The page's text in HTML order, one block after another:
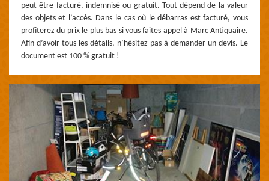
peut être facturé, indemnisé ou gratuit. Tout dépend de la valeur
des objets et l’accès. Dans le cas où le débarras est facturé, vous
profiterez du prix le plus bas si vous faites appel à Marc Antiquaire.
Afin d’avoir tous les détails, n’hésitez pas à demander un devis. Le
document est 100 % gratuit !